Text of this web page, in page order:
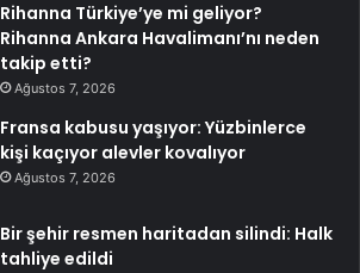
Rihanna Türkiye’ye mi geliyor?
Rihanna Ankara Havalimanı’nı neden
takip etti?
Ağustos 7, 2026
Fransa kabusu yaşıyor: Yüzbinlerce
kişi kaçıyor alevler kovalıyor
Ağustos 7, 2026
Bir şehir resmen haritadan silindi: Halk
tahliye edildi